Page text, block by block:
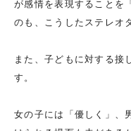
が感情を表現することを
のも、こうしたステレオ
また、子どもに対する接
す。
女の子には「優しく」、